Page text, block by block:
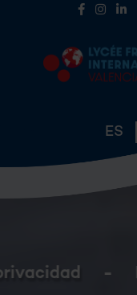
ES
de un